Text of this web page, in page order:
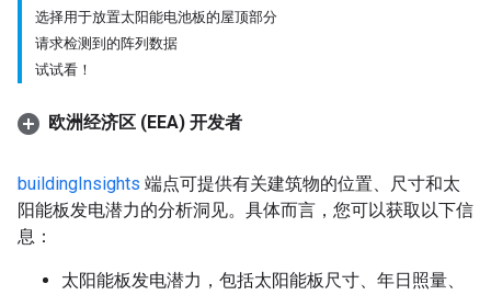
选择用于放置太阳能电池板的屋顶部分
请求检测到的阵列数据
试试看！
欧洲经济区 (EEA) 开发者
buildingInsights 端点可提供有关建筑物的位置、尺寸和太
阳能板发电潜力的分析洞见。具体而言，您可以获取以下信
息：
太阳能板发电潜力，包括太阳能板尺寸、年日照量、